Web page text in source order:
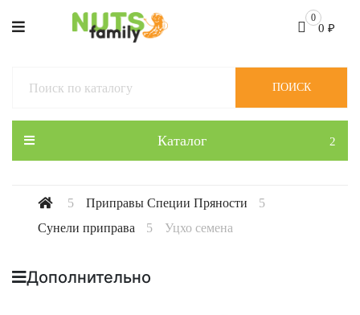
0
0 ₽
Каталог
ПОИСК
Приправы Специи Пряности
Сунели приправа
Уцхо семена
Дополнительно